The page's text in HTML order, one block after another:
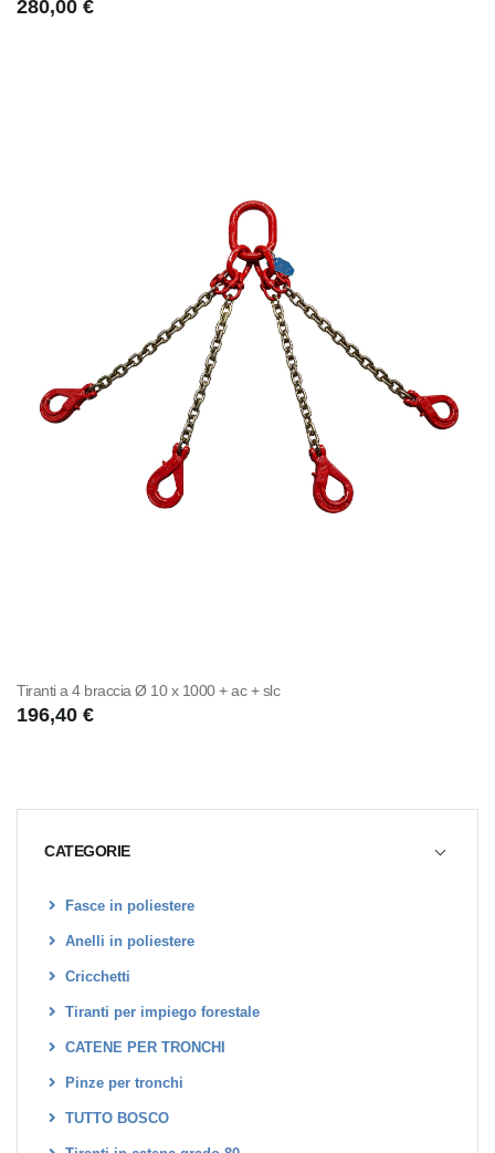
CATEGORIE
Fasce in poliestere
Anelli in poliestere
Cricchetti
Tiranti per impiego forestale
CATENE PER TRONCHI
Pinze per tronchi
TUTTO BOSCO
280,00 €
Tiranti a 4 braccia Ø 10 x 1000 + ac + slc
196,40 €